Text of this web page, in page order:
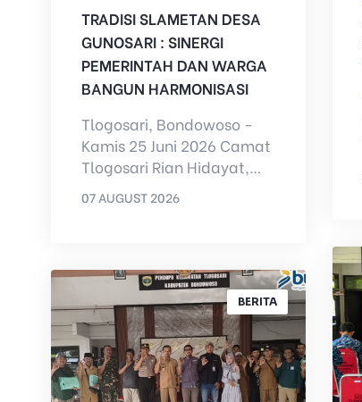
TRADISI SLAMETAN DESA
GUNOSARI : SINERGI
PEMERINTAH DAN WARGA
BANGUN HARMONISASI
Tlogosari, Bondowoso -
Kamis 25 Juni 2026 Camat
Tlogosari Rian Hidayat,
selamatan yang diadak...
07 AUGUST 2026
BERITA